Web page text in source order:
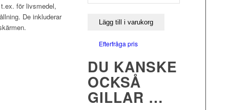
för livsmedel,
De inkluderar
Lägg till i varukorg
Efterfråga pris
DU KANSKE
OCKSÅ
GILLAR …